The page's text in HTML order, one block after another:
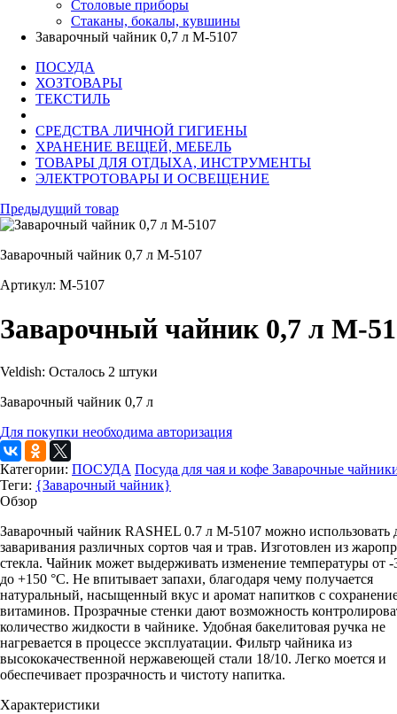
Столовые приборы
Стаканы, бокалы, кувшины
Заварочный чайник 0,7 л М-5107
ПОСУДА
ХОЗТОВАРЫ
ТЕКСТИЛЬ
СРЕДСТВА ЛИЧНОЙ ГИГИЕНЫ
ХРАНЕНИЕ ВЕЩЕЙ, МЕБЕЛЬ
ТОВАРЫ ДЛЯ ОТДЫХА, ИНСТРУМЕНТЫ
ЭЛЕКТРОТОВАРЫ И ОСВЕЩЕНИЕ
Предыдущий товар
Заварочный чайник 0,7 л М-5107
Артикул: М-5107
Заварочный чайник 0,7 л М-
Veldish: Осталось 2 штуки
Заварочный чайник 0,7 л
Для покупки необходима авторизация
Категории: ПОСУДА Посуда для чая и кофе Заварочные
Теги: {Заварочный чайник}
Обзор
Заварочный чайник RASHEL 0.7 л М-5107 можно использовать
заваривания различных сортов чая и трав. Изготовлен из
стекла. Чайник может выдерживать изменение температуры от -
до +150 °C. Не впитывает запахи, благодаря чему получается
натуральный, насыщенный вкус и аромат напитков с
витаминов. Прозрачные стенки дают возможность
количество жидкости в чайнике. Удобная бакелитовая ручка не
нагревается в процессе эксплуатации. Фильтр чайника из
высококачественной нержавеющей стали 18/10. Легко моется и
обеспечивает прозрачность и чистоту напитка.
Характеристики